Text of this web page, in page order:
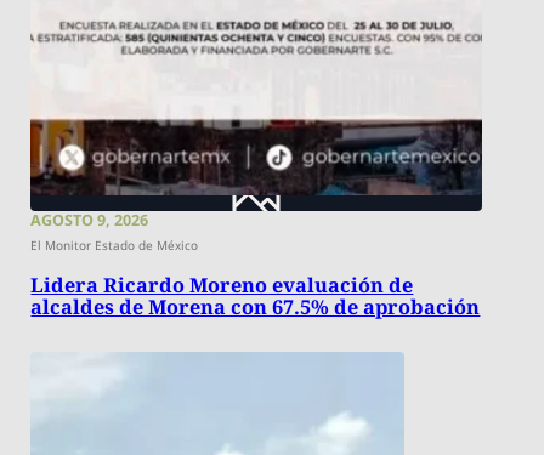
AGOSTO 9, 2026
El Monitor Estado de México
Lidera Ricardo Moreno evaluación de
alcaldes de Morena con 67.5% de aprobación